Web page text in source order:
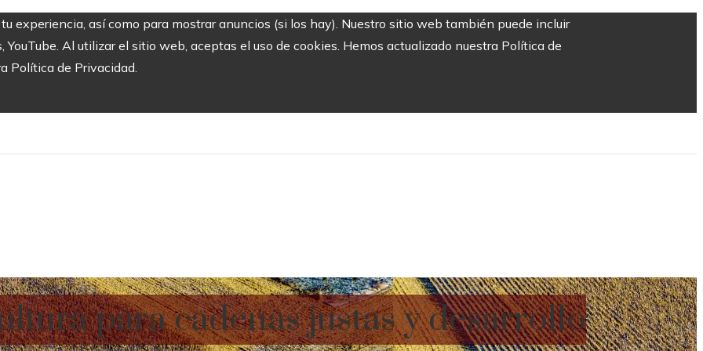
experiencia, así como para mostrar anuncios (si los hay). Nuestro sitio web también puede incluir
Al utilizar el sitio web, aceptas el uso de cookies. Hemos actualizado nuestra Política de
Política de Privacidad.
para cadenas justas y desarrollo